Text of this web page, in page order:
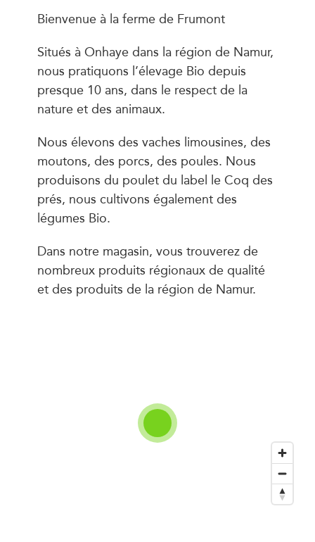
Bienvenue à la ferme de Frumont
Situés à Onhaye dans la région de Namur,
nous pratiquons l’élevage Bio depuis
presque 10 ans, dans le respect de la
nature et des animaux.
Nous élevons des vaches limousines, des
moutons, des porcs, des poules. Nous
produisons du poulet du label le Coq des
prés, nous cultivons également des
légumes Bio.
Dans notre magasin, vous trouverez de
nombreux produits régionaux de qualité
et des produits de la région de Namur.